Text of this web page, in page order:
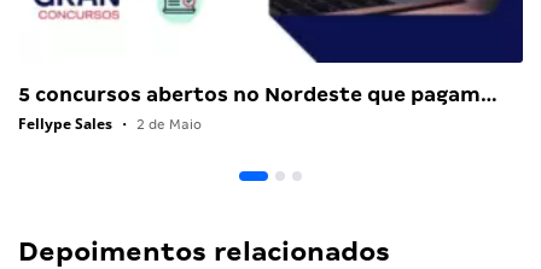
5 concursos abertos no Nordeste que pagam…
Fellype Sales • 2 de Maio
Depoimentos relacionados